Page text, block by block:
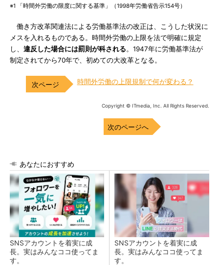
※1 「時間外労働の限度に関する基準」（1998年労働省告示154号）
働き方改革関連法による労働基準法の改正は、こうした状況に
メスを入れるものである。時間外労働の上限を法で明確に規定
し、 違反した場合には罰則が科される。1947年に労働基準法が
制定されてから70年で、初めての大改革となる。
時間外労働の上限規制で何が変わる？
Copyright © ITmedia, Inc. All Rights Reserved.
次のページへ
あなたにおすすめ
SNSアカウントを着実に成
長。実はみんなココ使ってま
す。
SNSアカウントを着実に成
長。実はみんなココ使ってま
す。